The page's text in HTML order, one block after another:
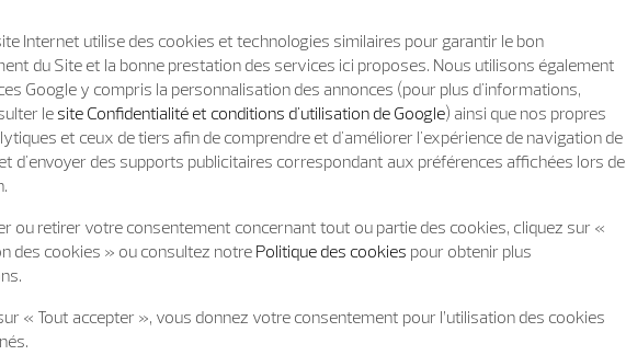
Internet utilise des cookies et technologies similaires pour garantir le bon
du Site et la bonne prestation des services ici proposes. Nous utilisons également
Google y compris la personnalisation des annonces (pour plus d'informations,
lesite Confidentialité et conditions d'utilisation de Google) ainsi que nos propres
et ceux de tiers afin de comprendre et d'améliorer l'expérience de navigation de
d'envoyer des supports publicitaires correspondant aux préférences affichées lors de
ou retirer votre consentement concernant tout ou partie des cookies, cliquez sur «
des cookies » ou consultez notre Politique des cookies pour obtenir plus
« Tout accepter », vous donnez votre consentement pour l’utilisation des cookies